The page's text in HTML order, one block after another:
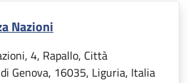
Nazioni
4, Rapallo, Città
Genova, 16035, Liguria, Italia